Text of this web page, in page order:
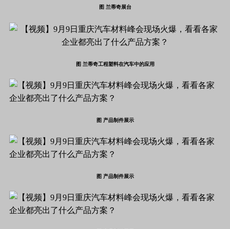
图 兰蒂奇展台
图 兰蒂奇工程塑料在汽车中的应用
图 产品制件展示
图 产品制件展示